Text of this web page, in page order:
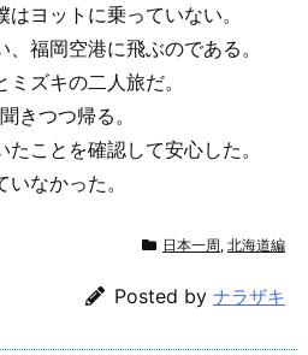
ヨットに乗っていない。
福岡空港に飛ぶのである。
ズキの二人旅だ。
きつつ帰る。
ことを確認して安心した。
なかった。
日本一周, 北海道編
Posted by ナラザキ